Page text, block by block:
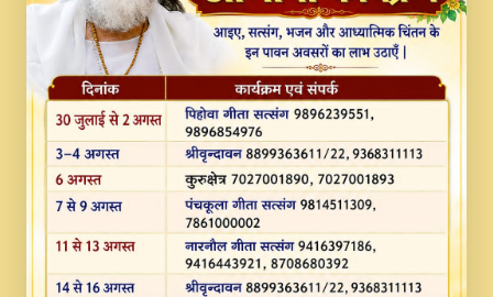
MERE MANN VICH KANTH KALER
NEW PUNAJBI DEVOTIONAL SONG 2017
FULL VIDEO HD.mp3
Na To Roop Hai Bindu Ji Maharaj Pad - A
Divine Bhajan by Shri Indresh Ji
#BhaktiPath.mp3
Radha Rani Ki Kirpa Best Devotional
Song By Chitra Vichitra.mp3